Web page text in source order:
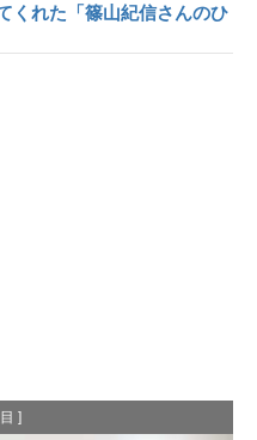
くれた「篠山紀信さんのひ
]